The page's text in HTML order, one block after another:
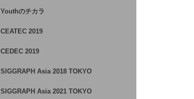
Youthのチカラ
CEATEC 2019
CEDEC 2019
SIGGRAPH Asia 2018 TOKYO
SIGGRAPH Asia 2021 TOKYO